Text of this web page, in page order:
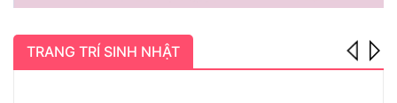
TRANG TRÍ SINH NHẬT